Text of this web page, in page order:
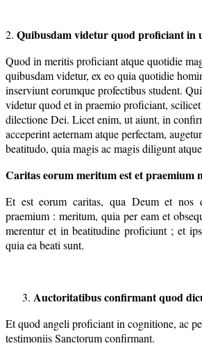
2. Quibusdam videtur quod proficiant in
Quod in meritis proficiant atque quotidie
quibusdam videtur, ex eo quia quotidie
inserviunt eorumque profectibus student.
videtur quod et in praemio proficiant,
dilectione Dei. Licet enim, ut aiunt, in
acceperint aeternam atque perfectam,
beatitudo, quia magis ac magis diligunt
Caritas eorum meritum est et praemium
Et est eorum caritas, qua Deum et nos
praemium : meritum, quia per eam et
merentur et in beatitudine proficiunt ; et
quia ea beati sunt.
Auctoritatibus confirmant quod
Et quod angeli proficiant in cognitione, ac
testimoniis Sanctorum confirmant.